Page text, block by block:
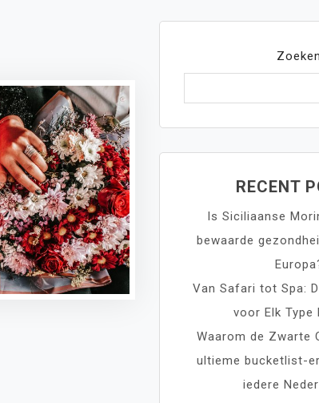
Zoeken
RECENT
Is Siciliaanse
bewaarde
Van Safari tot Spa:
voor Elk Type
Waarom de Zwarte
ultieme bucketlist-
iedere